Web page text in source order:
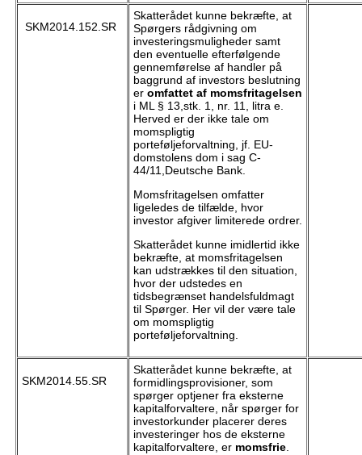
SKM2014.152.SR
Skatterådet kunne bekræfte, at
Spørgers rådgivning om
investeringsmuligheder samt
den eventuelle efterfølgende
gennemførelse af handler på
baggrund af investors beslutning
er omfattet af momsfritagelsen
i ML § 13,stk. 1, nr. 11, litra e.
Herved er der ikke tale om
momspligtig
porteføljeforvaltning, jf. EU-
domstolens dom i sag C-
44/11,Deutsche Bank.
Momsfritagelsen omfatter
ligeledes de tilfælde, hvor
investor afgiver limiterede ordrer.
Skatterådet kunne imidlertid ikke
bekræfte, at momsfritagelsen
kan udstrækkes til den situation,
hvor der udstedes en
tidsbegrænset handelsfuldmagt
til Spørger. Her vil der være tale
om momspligtig
porteføljeforvaltning.
SKM2014.55.SR
Skatterådet kunne bekræfte, at
formidlingsprovisioner, som
spørger optjener fra eksterne
kapitalforvaltere, når spørger for
investorkunder placerer deres
investeringer hos de eksterne
kapitalforvaltere, er momsfrie.